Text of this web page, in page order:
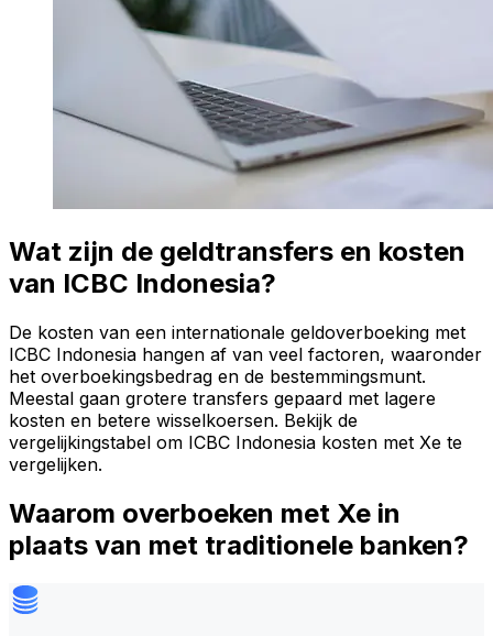
Wat zijn de geldtransfers en kosten
van ICBC Indonesia?
De kosten van een internationale geldoverboeking met
ICBC Indonesia hangen af van veel factoren, waaronder
het overboekingsbedrag en de bestemmingsmunt.
Meestal gaan grotere transfers gepaard met lagere
kosten en betere wisselkoersen. Bekijk de
vergelijkingstabel om ICBC Indonesia kosten met Xe te
vergelijken.
Waarom overboeken met Xe in
plaats van met traditionele banken?